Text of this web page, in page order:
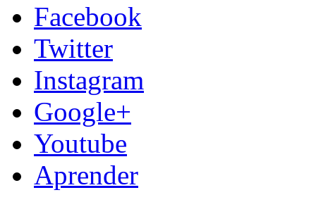
Facebook
Twitter
Instagram
Google+
Youtube
Aprender